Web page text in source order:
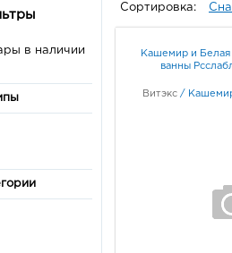
в наличии
Сортировка:
Кашемир и Белая
ванны
Витэкс /